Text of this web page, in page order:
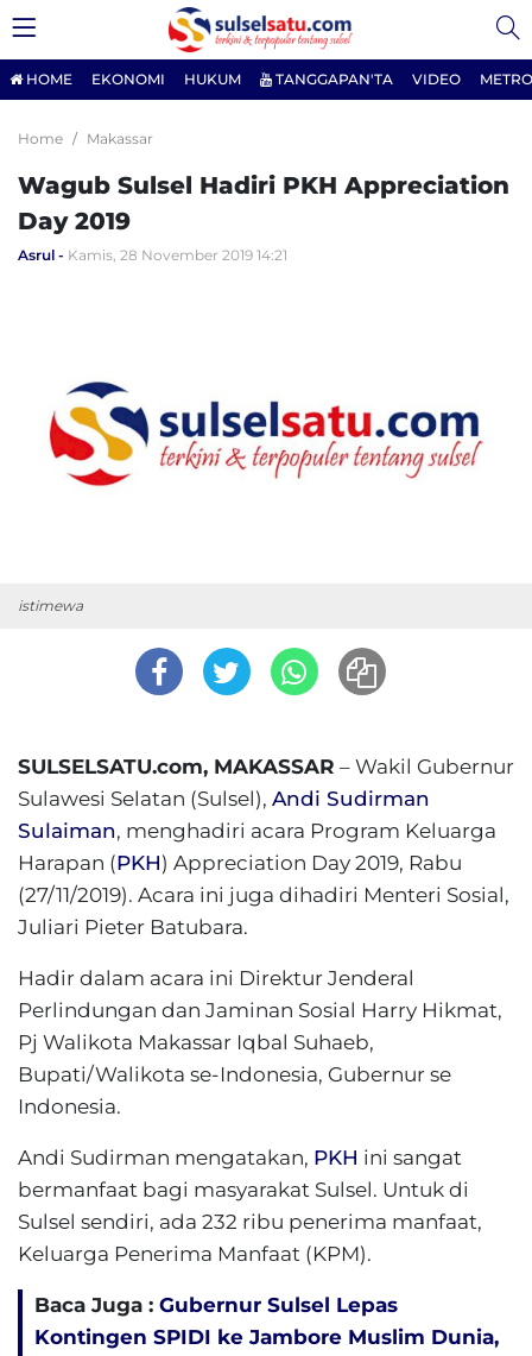
HOME EKONOMI HUKUM TANGGAPAN'TA VIDEO
Home Makassar
Wagub Sulsel Hadiri PKH Appreciation
Day 2019
Asrul Kamis, 28 November 2019 14:21
istimewa
SULSELSATU.com, MAKASSAR – Wakil Gubernur
Sulawesi Selatan (Sulsel), Andi Sudirman
Sulaiman, menghadiri acara Program Keluarga
Harapan (PKH) Appreciation Day 2019, Rabu
(27/11/2019). Acara ini juga dihadiri Menteri Sosial,
Juliari Pieter Batubara.
Hadir dalam acara ini Direktur Jenderal
Perlindungan dan Jaminan Sosial Harry Hikmat,
Pj Walikota Makassar Iqbal Suhaeb,
Bupati/Walikota se-Indonesia, Gubernur se
Indonesia.
Andi Sudirman mengatakan, PKH ini sangat
bermanfaat bagi masyarakat Sulsel. Untuk di
Sulsel sendiri, ada 232 ribu penerima manfaat,
Keluarga Penerima Manfaat (KPM).
Baca Juga : Gubernur Sulsel Lepas
Kontingen SPIDI ke Jambore Muslim Dunia,